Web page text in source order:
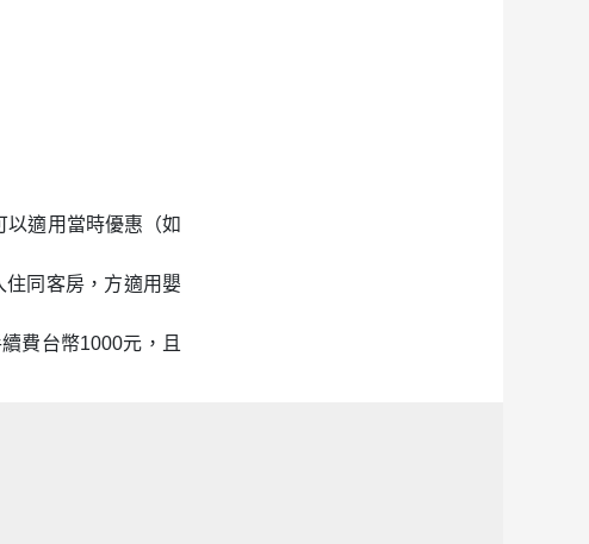
適用當時優惠（如
同客房，方適用嬰
費台幣1000元，且